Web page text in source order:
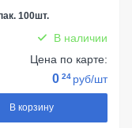
100шт.
В наличии
Цена по карте:
0 24 руб/шт
В корзину